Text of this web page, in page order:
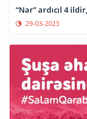
“Nar” ardıcıl 4
29-03-2023